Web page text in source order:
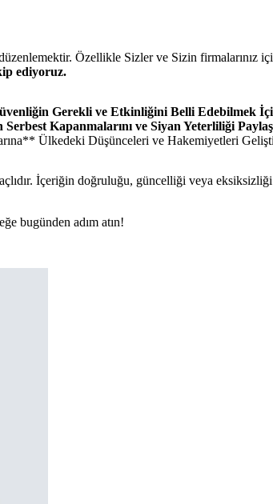
Özellikle Sizler ve Sizin firmalarınız
ediyoruz.
Gerekli ve Etkinliğini Belli Edebilmek
Kapanmalarını ve Siyan Yeterliliği
Ülkedeki Düşünceleri ve Hakemiyetleri
İçeriğin doğruluğu, güncelliği veya
bugünden adım atın!